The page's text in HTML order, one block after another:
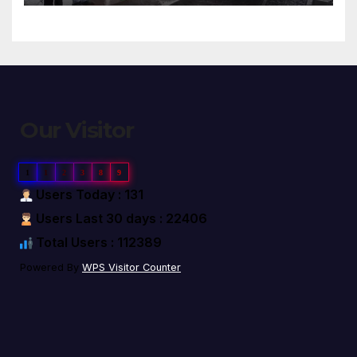
1 1 2 3 8 9
Users Today : 131
Users Last 30 days : 22406
Total Users : 112389
Powered By WPS Visitor Counter